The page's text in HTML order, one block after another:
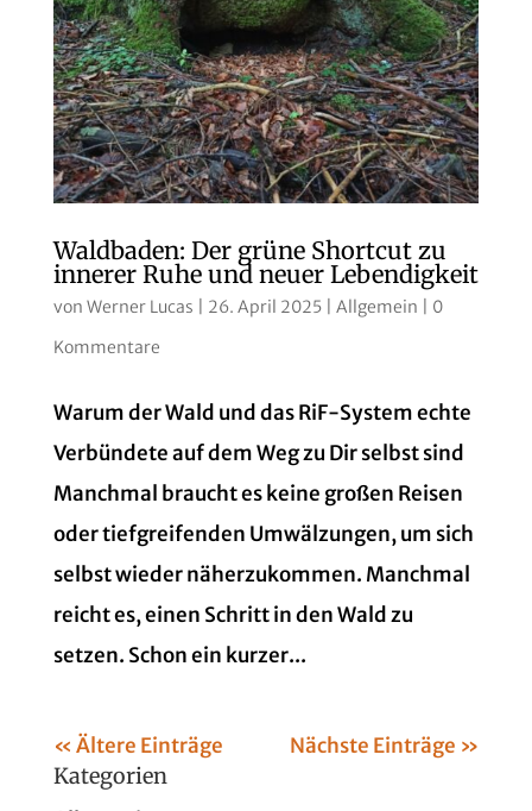
Waldbaden: Der grüne Shortcut zu
innerer Ruhe und neuer Lebendigkeit
von Werner Lucas 26. April 2025| Allgemein
0
Kommentare
Warum der Wald und das RiF-System echte
Verbündete auf dem Weg zu Dir selbst sind
Manchmal braucht es keine großen Reisen
oder tiefgreifenden Umwälzungen, um sich
selbst wieder näherzukommen. Manchmal
reicht es, einen Schritt in den Wald zu
setzen. Schon ein kurzer...
« Ältere Einträge Nächste Einträge »
Kategorien